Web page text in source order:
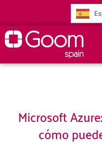
Microsoft
cómo